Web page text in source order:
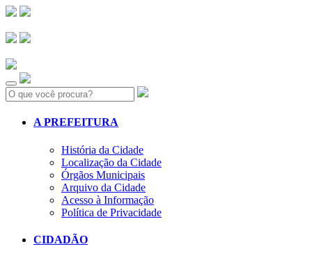
Search:
A PREFEITURA
História da Cidade
Localização da Cidade
Órgãos Municipais
Arquivo da Cidade
Acesso à Informação
Política de Privacidade
CIDADÃO